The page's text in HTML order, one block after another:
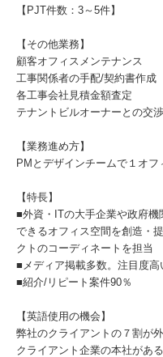
【PJT件数：3～5件】
【その他業務】
顧客オフィスメンテナンス
工事関係者の手配/契約書作成
各工事会社見積金額査定
テナントビルオーナーとの交
【業務進め方】
PMとデザインチームで１オフ
【特長】
■外資・ITの大手企業や政府機
できるオフィス空間を創造・
クトのコーディネートを担当
■メディア掲載多数。注目度
■紹介/リピート案件90％
【英語使用の機会】
弊社のクライアントの７割が外
クライアント企業の本社があ